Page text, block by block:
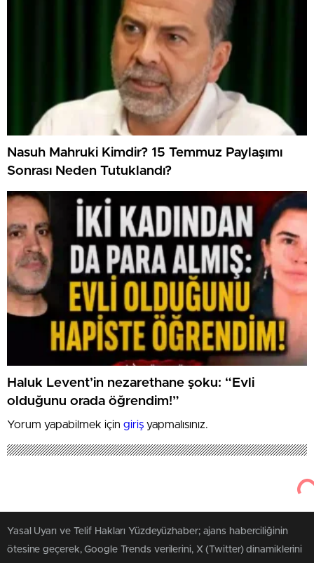
Nasuh Mahruki Kimdir? 15 Temmuz Paylaşımı
Sonrası Neden Tutuklandı?
Haluk Levent’in nezarethane şoku: “Evli
olduğunu orada öğrendim!”
Yorum yapabilmek için giriş yapmalısınız.
Kavgası